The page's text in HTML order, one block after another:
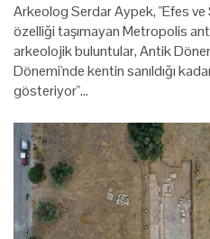
Arkeolog Serdar Aypek, "Efes
özelliği taşımayan Metropolis
arkeolojik buluntular, Antik
Dönemi'nde kentin sanıldığı
gösteriyor"…